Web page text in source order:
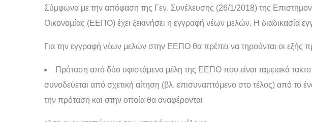
Σύμφωνα με την απόφαση της Γεν. Συνέλευσης (26/1/2018) της
Οικονοµίας (ΕΕΠΟ) έχει ξεκινήσει η εγγραφή νέων μελών. Η διαδικασία
Για την εγγραφή νέων μελών στην ΕΕΠΟ θα πρέπει να τηρούνται οι εξής
Πρόταση από δύο υφιστάμενα μέλη της ΕΕΠΟ που είναι ταμειακά
συνοδεύεται από σχετική αίτηση (βλ. επισυναπτόμενο στο τέλος) από το
την πρόταση και στην οποία θα αναφέρονται